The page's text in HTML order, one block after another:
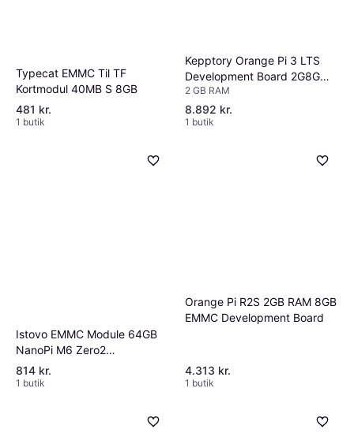
Typecat EMMC Til TF
Kortmodul 40MB S 8GB
481 kr.
1 butik
Kepptory Orange Pi 3 LTS
Development Board 2G8G
EMMC
2 GB RAM
8.892 kr.
1 butik
Istovo EMMC Module 64GB
NanoPi M6 Zero2
Development Boards
814 kr.
1 butik
Orange Pi R2S 2GB RAM 8GB
EMMC Development Board
4.313 kr.
1 butik